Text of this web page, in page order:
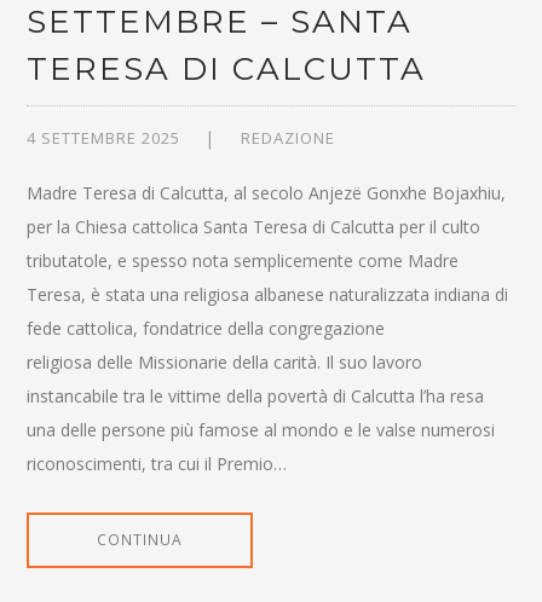
SETTEMBRE – SANTA
TERESA DI CALCUTTA
4 SETTEMBRE 2025 REDAZIONE
Madre Teresa di Calcutta, al secolo Anjezë Gonxhe Bojaxhiu,
per la Chiesa cattolica Santa Teresa di Calcutta per il culto
tributatole, e spesso nota semplicemente come Madre
Teresa, è stata una religiosa albanese naturalizzata indiana di
fede cattolica, fondatrice della congregazione
religiosa delle Missionarie della carità. Il suo lavoro
instancabile tra le vittime della povertà di Calcutta l’ha resa
una delle persone più famose al mondo e le valse numerosi
riconoscimenti, tra cui il Premio…
CONTINUA